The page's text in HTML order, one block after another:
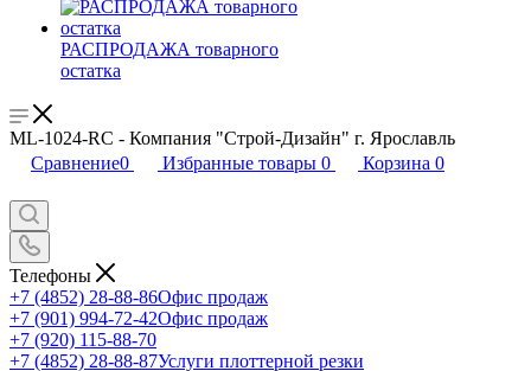
РАСПРОДАЖА товарного
остатка
ML-1024-RC - Компания "Строй-Дизайн" г. Ярославль
Сравнение0 Избранные товары 0 Корзина 0
Телефоны
+7 (4852) 28-88-86Офис продаж
+7 (901) 994-72-42Офис продаж
+7 (920) 115-88-70
+7 (4852) 28-88-87Услуги плоттерной резки